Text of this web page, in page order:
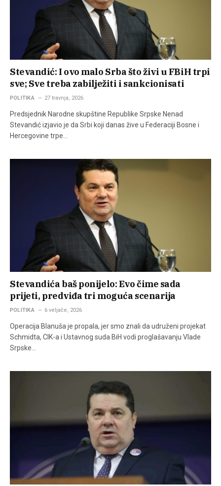
Stevandić: I ovo malo Srba što živi u FBiH trpi
sve; Sve treba zabilježiti i sankcionisati
POLITIKA 27 travnja, 2026
Predsjednik Narodne skupštine Republike Srpske Nenad
Stevandić izjavio je da Srbi koji danas žive u Federaciji Bosne i
Hercegovine trpe…
Stevandića baš ponijelo: Evo čime sada
prijeti, predviđa tri moguća scenarija
POLITIKA 6 veljače, 2026
Operacija Blanuša je propala, jer smo znali da udruženi projekat
Schmidta, CIK-a i Ustavnog suda BiH vodi proglašavanju Vlade
Srpske…